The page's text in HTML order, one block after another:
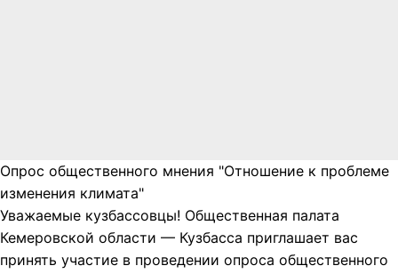
Опрос общественного мнения "Отношение к проблеме
изменения климата"
Уважаемые кузбассовцы! Общественная палата
Кемеровской области — Кузбасса приглашает вас
принять участие в проведении опроса общественного